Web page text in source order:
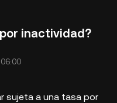
inactividad?
sujeta a una tasa por